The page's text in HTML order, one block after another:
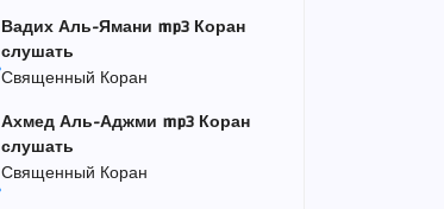
Вадих Аль-Ямани mp3 Коран
слушать
Священный Коран
Ахмед Аль-Аджми mp3 Коран
слушать
Священный Коран